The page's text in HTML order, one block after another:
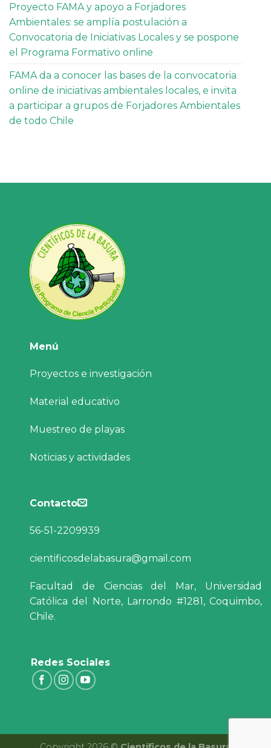
Proyecto FAMA y apoyo a Forjadores
Ambientales: se amplía postulación a
Convocatoria de Iniciativas Locales y se pospone
el Programa Formativo online
FAMA da a conocer las bases de la convocatoria
online de iniciativas ambientales locales, e invita
a participar a grupos de Forjadores Ambientales
de todo Chile
Menú
Proyectos e investigación
Material educativo
Muestreo de playas
Noticias y actividades
Contacto
56-51-2209939
cientificosdelabasura@gmail.com
Facultad de Ciencias del Mar, Universidad
Católica del Norte, Larrondo #1281, Coquimbo,
Chile.
Redes Sociales